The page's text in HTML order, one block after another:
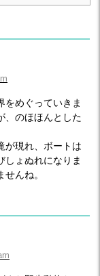
をめぐっていきま
、のほほんとした
が現れ、ボートは
しょぬれになりま
んね。